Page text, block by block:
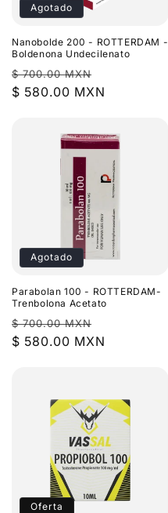
Agotado
Nanobolde 200 - ROTTERDAM -
Boldenona Undecilenato
Precio
habitual
$ 700.00 MXN
de
$ 580.00 MXN
Agotado
Parabolan 100 - ROTTERDAM-
Trenbolona Acetato
Precio
habitual
$ 700.00 MXN
de
$ 580.00 MXN
Oferta